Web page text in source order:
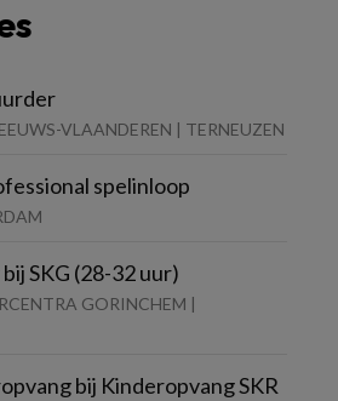
VLAANDEREN | TERNEUZEN
spelinloop
SKG (28-32 uur)
GORINCHEM |
bij Kinderopvang SKR